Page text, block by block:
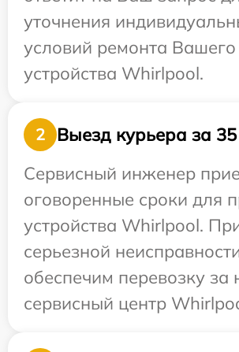
уточнения
условий ремонта Вашего
устройства Whirlpool.
2
Выезд курьера за
Сервисный инженер
оговоренные сроки для
устройства Whirlpool.
серьезной
обеспечим перевозку за
сервисный центр